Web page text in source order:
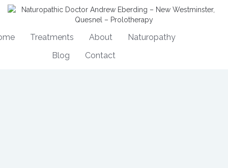
Treatments About
Naturopathy
Blog
Contact